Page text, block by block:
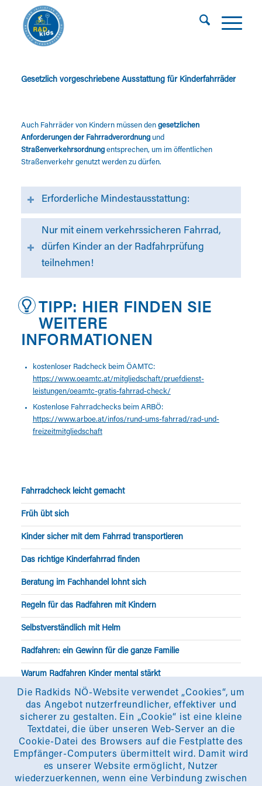
Gesetzlich vorgeschriebene Ausstattung für Kinderfahrräder
Auch Fahrräder von Kindern müssen den gesetzlichen
Anforderungen der Fahrradverordnungund
Straßenverkehrsordnungentsprechen, um im öffentlichen
Straßenverkehr genutzt werden zu dürfen.
Erforderliche Mindestausstattung:
Nur mit einem verkehrssicheren Fahrrad,
dürfen Kinder an der Radfahrprüfung
teilnehmen!
TIPP: HIER FINDEN SIE
WEITERE
INFORMATIONEN
kostenloser Radcheck beim ÖAMTC:
https://www.oeamtc.at/mitgliedschaft/pruefdienst-
leistungen/oeamtc-gratis-fahrrad-check/
Kostenlose Fahrradchecks beim ARBÖ:
https://www.arboe.at/infos/rund-ums-fahrrad/rad-und-
freizeitmitgliedschaft
Fahrradcheck leicht gemacht
Früh übt sich
Kinder sicher mit dem Fahrrad transportieren
Das richtige Kinderfahrrad finden
Beratung im Fachhandel lohnt sich
Regeln für das Radfahren mit Kindern
Selbstverständlich mit Helm
Radfahren: ein Gewinn für die ganze Familie
Warum Radfahren Kinder mental stärkt
Was Kinder auf zwei Rädern wirklich lernen
Üben mit Kindern
FAQ’s Radfahrprüfung
Die Radkids NÖ-Website verwendet „Cookies“, um
das Angebot nutzerfreundlicher, effektiver und
sicherer zu gestalten. Ein „Cookie“ ist eine kleine
Textdatei, die über unseren Web-Server an die
Cookie-Datei des Browsers auf die Festplatte des
Empfänger-Computers übermittelt wird. Damit wird
es unserer Website ermöglicht, Nutzer
wiederzuerkennen, wenn eine Verbindung zwischen